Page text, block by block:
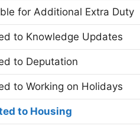
for Additional Extra Duty
to Knowledge Updates
to Deputation
to Working on Holidays
to Housing